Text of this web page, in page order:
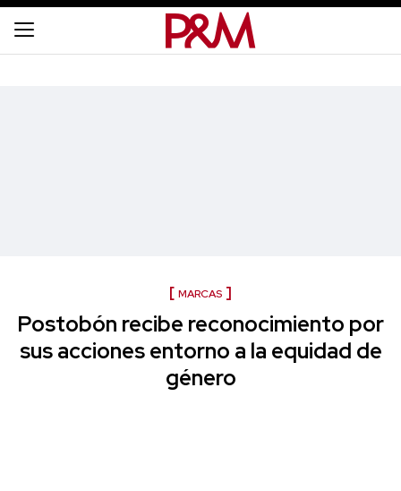
MARCAS
Postobón recibe reconocimiento por
sus acciones entorno a la equidad de
género